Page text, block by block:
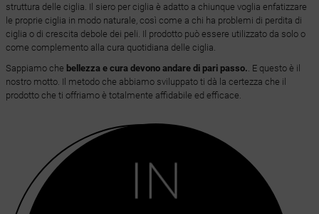
struttura delle ciglia. Il siero per ciglia è adatto a chiunque voglia enfatizzare
le proprie ciglia in modo naturale, così come a chi ha problemi di perdita di
ciglia o di crescita debole dei peli. Il prodotto può essere utilizzato da solo o
come complemento alla cura quotidiana delle ciglia.
Sappiamo che bellezza e cura devono andare di pari passo.. E questo è il
nostro motto. Il metodo che abbiamo sviluppato ti dà la certezza che il
prodotto che ti offriamo è totalmente affidabile ed efficace.